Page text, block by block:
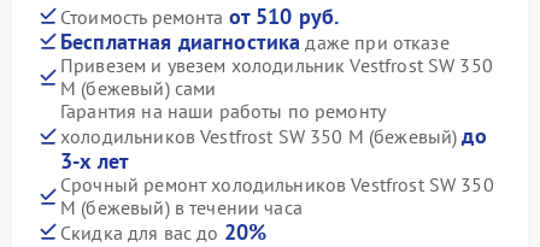
Стоимость ремонта от 510 руб.
Бесплатная диагностика даже при отказе
Привезем и увезем холодильник Vestfrost SW 350
M (бежевый) сами
Гарантия на наши работы по ремонту
холодильников Vestfrost SW 350 M (бежевый)до
3-х лет
Срочный ремонт холодильников Vestfrost SW 350
M (бежевый) в течении часа
Скидка для вас до 20%